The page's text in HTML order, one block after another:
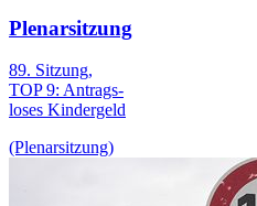
Plenarsitzung
89. Sitzung,
TOP 9: Antrags­
loses Kinder­geld
(Plenarsitzung)